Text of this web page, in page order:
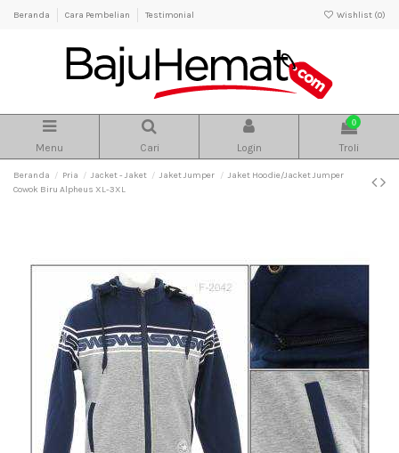
Beranda Cara Pembelian Testimonial Wishlist (0)
Menu Cari Login
0
Troli
Beranda Pria Jacket - Jaket Jaket Jumper
Jaket Hoodie/Jacket Jumper
Cowok Biru Alpheus XL-3XL